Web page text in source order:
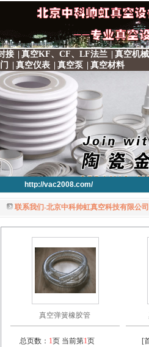
接 真空KF、CF、LF法兰
真空机
真空仪表 真空泵 真空材料
http://vac2008.com/
http://vac2008.com/
http://vac2008.com/
http://vac2008.com/
联系我们-北京中科帅虹真空科技有限公
真空弹簧橡胶管
总页数： 1页 当前第1页 [